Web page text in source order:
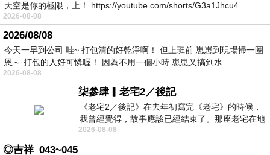
天空是你的極限，上！ https://youtube.com/shorts/G3a1Jhcu4
2026-08-08
2026/08/08
今天一早到公司 哇~ 打包清的好乾淨啊！ 但上班前 崽崽到現場掃一圈
恩～ 打包的人好可憐喔！ 因為不用一個小時 崽崽又搞到水
2026-08-08
柒參肆▎老宅2／後記
《老宅2／後記》在去年初寫完《老宅》的時候，
我曾經覺得，故事應該已經結束了。那座老宅在地
震中倒塌，七個人終於離開那片黑暗，
2026-08-08
◎吉祥_043~045